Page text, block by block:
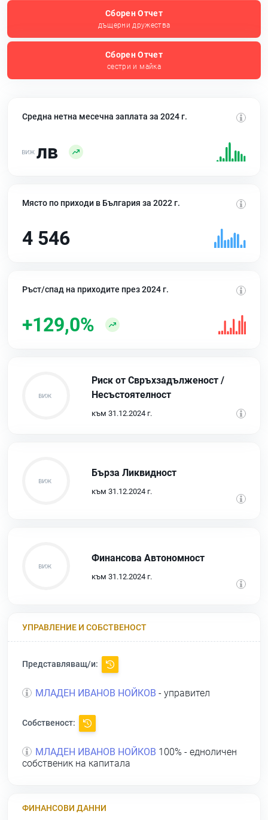
Сборен Отчет
дъщерни дружества
Сборен Отчет
сестри и майка
Средна нетна месечна заплата за 2024 г.
лв
Място по приходи в България за 2022 г.
4 546
Ръст/спад на приходите през 2024 г.
+129,0%
Риск от Свръхзадълженост /
Несъстоятелност
към 31.12.2024 г.
Бърза Ликвидност
към 31.12.2024 г.
Финансова Автономност
към 31.12.2024 г.
УПРАВЛЕНИЕ И СОБСТВЕНОСТ
Представляващ/и:
МЛАДЕН ИВАНОВ НОЙКОВ - управител
Собственост:
МЛАДЕН ИВАНОВ НОЙКОВ 100% - едноличен
собственик на капитала
ФИНАНСОВИ ДАННИ